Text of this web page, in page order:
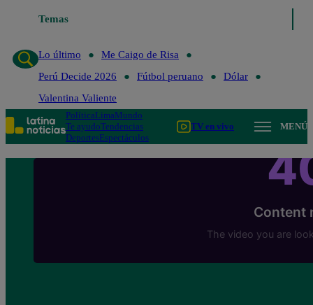
Temas
Lo último
Me Caigo de Risa
Perú Decide 2026
Fútbol peruano
Dólar
Valentina Valiente
PolíticaLimaMundo
Te ayudoTendencias
DeportesEspectáculos
TV en vivo MENÚ